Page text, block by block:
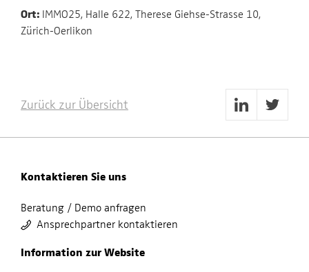
Ort: IMMO25, Halle 622, Therese Giehse-Strasse 10,
Zürich-Oerlikon
Zurück zur Übersicht
Kontaktieren Sie uns
Beratung / Demo anfragen
Ansprechpartner kontaktieren
Information zur Website